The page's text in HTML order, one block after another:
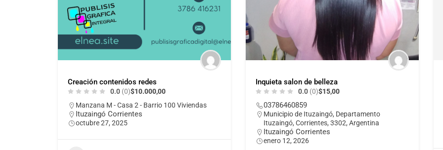
Creación contenidos redes
0.0 (0)$10.000,00
Manzana M - Casa 2 - Barrio 100 Viviendas
Ituzaingó Corrientes
octubre 27, 2025
Inquieta salon de belleza
0.0 (0)$15,00
03786460859
Municipio de Ituzaingó, Departamento
Ituzaingó, Corrientes, 3302, Argentina
Ituzaingó Corrientes
enero 12, 2026